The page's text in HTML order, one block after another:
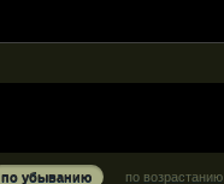
по убыванию по возрастанию